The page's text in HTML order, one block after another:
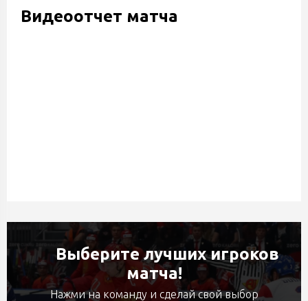
Видеоотчет матча
Выберите лучших игроков
матча!
Нажми на команду и сделай свой выбор